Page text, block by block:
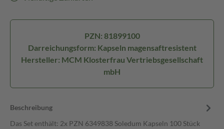
PZN: 81899100
Darreichungsform: Kapseln magensaftresistent
Hersteller: MCM Klosterfrau Vertriebsgesellschaft
mbH
Beschreibung
Das Set enthält: 2x PZN 6349838 Soledum Kapseln 100 Stück